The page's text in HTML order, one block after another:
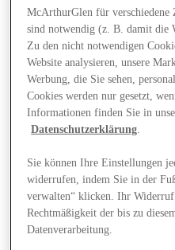
Plane Deinen Besuch
McArthurGlen für verschiedene
sind notwendig (z. B. damit die
Zu den nicht notwendigen
Website analysieren, unsere
Werbung, die Sie sehen,
Cookies werden nur gesetzt,
Informationen finden Sie in
Datenschutzerklärung
Sie können Ihre Einstellungen
widerrufen, indem Sie in der
verwalten“ klicken. Ihr
Rechtmäßigkeit der bis zu
Datenverarbeitung.